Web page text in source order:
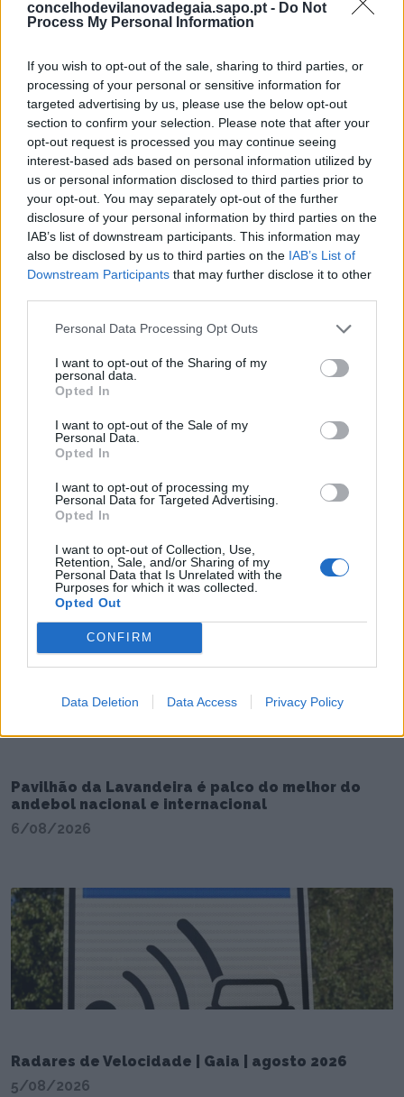
concelhodevilanovadegaia.sapo.pt - Do Not
Process My Personal Information
If you wish to opt-out of the sale, sharing to third parties, or
processing of your personal or sensitive information for
targeted advertising by us, please use the below opt-out
section to confirm your selection. Please note that after your
opt-out request is processed you may continue seeing
interest-based ads based on personal information utilized by
us or personal information disclosed to third parties prior to
your opt-out. You may separately opt-out of the further
disclosure of your personal information by third parties on the
IAB’s list of downstream participants. This information may
also be disclosed by us to third parties on the IAB’s List of
Downstream Participants that may further disclose it to other
Personal Data Processing Opt Outs
I want to opt-out of the Sharing of my
personal data.
Opted In
I want to opt-out of the Sale of my
Personal Data.
Opted In
I want to opt-out of processing my
Personal Data for Targeted Advertising.
Opted In
I want to opt-out of Collection, Use,
Retention, Sale, and/or Sharing of my
Personal Data that Is Unrelated with the
Purposes for which it was collected.
Opted Out
CONFIRM
Data Deletion Data Access Privacy Policy
7/08/2026
Morro Sonoro recebe este sábado o DJ e ator
Nuno Lopes
7/08/2026
Casa-Museu Teixeira Lopes promove oficinas
6/08/2026
Pavilhão da Lavandeira é palco do melhor do
andebol nacional e internacional
6/08/2026
Radares de Velocidade | Gaia | agosto 2026
5/08/2026